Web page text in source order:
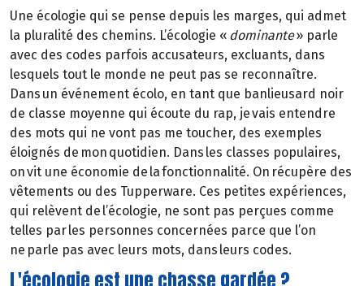
Une écologie qui se pense depuis les marges, qui admet
la pluralité des chemins. L’écologie « dominante» parle
avec des codes parfois accusateurs, excluants, dans
lesquels tout le monde ne peut pas se reconnaître.
Dans un événement écolo, en tant que banlieusard noir
de classe moyenne qui écoute du rap, je vais entendre
des mots qui ne vont pas me toucher, des exemples
éloignés de mon quotidien. Dans les classes populaires,
on vit une économie de la fonctionnalité. On récupère des
vêtements ou des Tupperware. Ces petites expériences,
qui relèvent de l’écologie, ne sont pas perçues comme
telles par les personnes concernées parce que l’on
ne parle pas avec leurs mots, dans leurs codes.